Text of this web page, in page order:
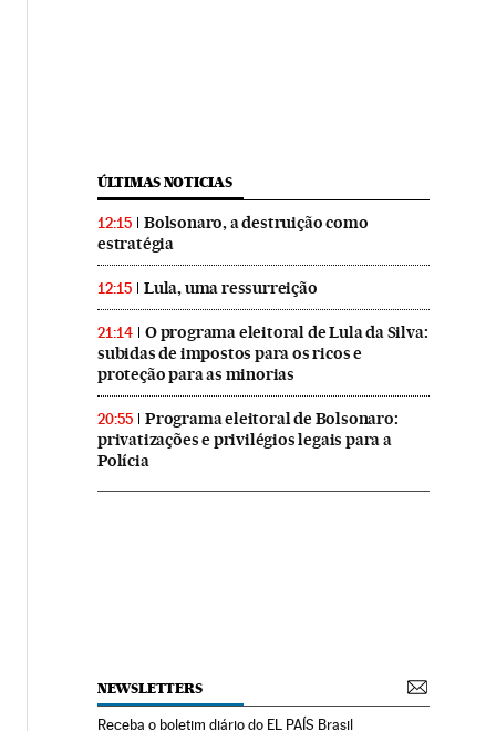
ÚLTIMAS NOTICIAS
12:15
Bolsonaro, a destruição como
estratégia
12:15 Lula, uma ressurreição
21:14
O programa eleitoral de Lula da Silva:
subidas de impostos para os ricos e
proteção para as minorias
20:55
Programa eleitoral de Bolsonaro:
privatizações e privilégios legais para a
Polícia
NEWSLETTERS
Receba o boletim diário do EL PAÍS Brasil